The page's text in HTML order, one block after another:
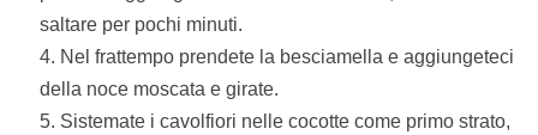
saltare per pochi minuti.
Nel frattempo prendete la besciamella e aggiungeteci
della noce moscata e girate.
Sistemate i cavolfiori nelle cocotte come primo strato,